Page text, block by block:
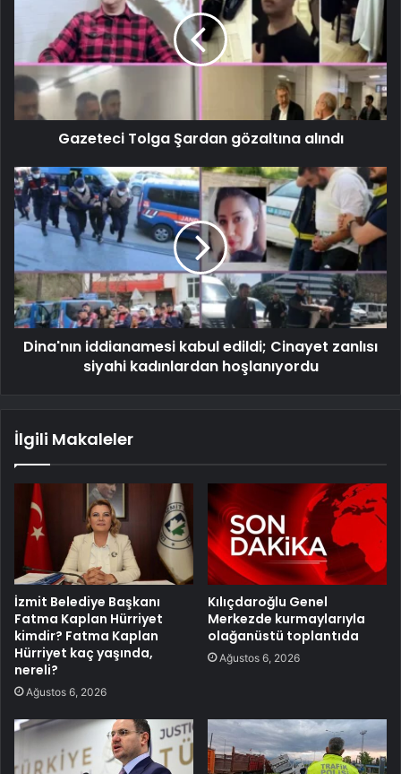
Gazeteci Tolga Şardan gözaltına alındı
Dina'nın iddianamesi kabul edildi; Cinayet zanlısı
siyahi kadınlardan hoşlanıyordu
İlgili Makaleler
İzmit Belediye Başkanı
Fatma Kaplan Hürriyet
kimdir? Fatma Kaplan
Hürriyet kaç yaşında,
nereli?
Ağustos 6, 2026
Kılıçdaroğlu Genel
Merkezde kurmaylarıyla
olağanüstü toplantıda
Ağustos 6, 2026